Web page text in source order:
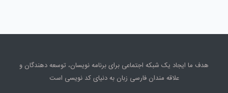
هدف ما ایجاد یک شبکه اجتماعی برای برنامه نویسان، توسعه دهندگان و
علاقه مندان فارسی زبان به دنیای کد نویسی است